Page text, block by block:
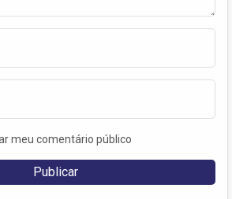
meu comentário público